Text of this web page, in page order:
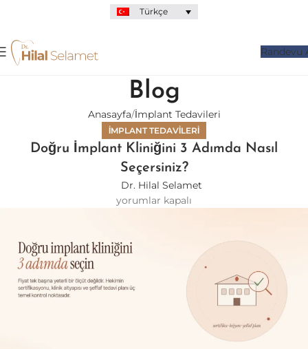
Türkçe
Randevu
Blog
Anasayfa İmplant Tedavileri
İMPLANT TEDAVILERI
Doğru İmplant Kliniğini 3 Adımda Nasıl
Seçersiniz?
Dr. Hilal Selamet
yorumlar kapalı